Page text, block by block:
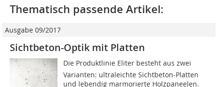
Thematisch passende Artikel:
Ausgabe 09/2017
Sichtbeton-Optik mit Platten
Die Produktlinie Eliter besteht aus zwei
Varianten: ultraleichte Sichtbeton-Platten
und lebendig marmorierte Holzpaneelen.